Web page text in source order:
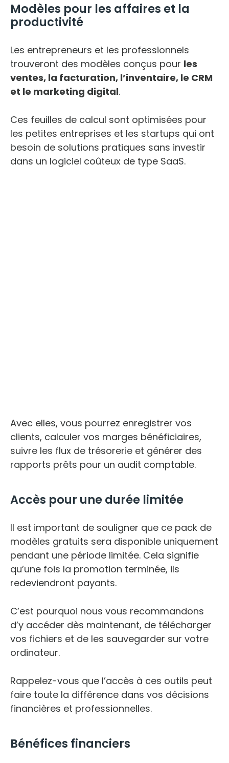
Modèles pour les affaires et la
productivité
Les entrepreneurs et les professionnels
trouveront des modèles conçus pour les
ventes, la facturation, l’inventaire, le CRM
et le marketing digital.
Ces feuilles de calcul sont optimisées pour
les petites entreprises et les startups qui ont
besoin de solutions pratiques sans investir
dans un logiciel coûteux de type SaaS.
Avec elles, vous pourrez enregistrer vos
clients, calculer vos marges bénéficiaires,
suivre les flux de trésorerie et générer des
rapports prêts pour un audit comptable.
Accès pour une durée limitée
Il est important de souligner que ce pack de
modèles gratuits sera disponible uniquement
pendant une période limitée. Cela signifie
qu’une fois la promotion terminée, ils
redeviendront payants.
C’est pourquoi nous vous recommandons
d’y accéder dès maintenant, de télécharger
vos fichiers et de les sauvegarder sur votre
ordinateur.
Rappelez-vous que l’accès à ces outils peut
faire toute la différence dans vos décisions
financières et professionnelles.
Bénéfices financiers